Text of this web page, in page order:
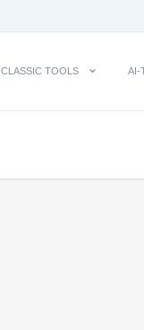
CLASSIC TOOLS AI-